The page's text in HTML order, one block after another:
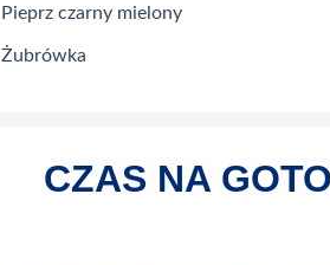
Pieprz czarny mielony
Żubrówka
CZAS NA